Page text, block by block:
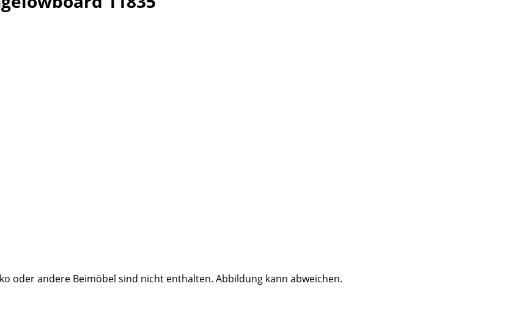
oder andere Beimöbel sind nicht enthalten. Abbildung kann abweichen.